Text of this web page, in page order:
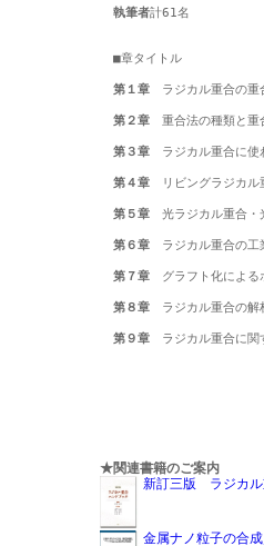
執筆者計61名
■章タイトル
第１章 ラジカル重合の重
第２章 重合法の種類と重
第３章 ラジカル重合に使
第４章 リビングラジカル
第５章 光ラジカル重合・
第６章 ラジカル重合の工
第７章 グラフト化による
第８章 ラジカル重合の解
第９章 ラジカル重合に関
★関連書籍のご案内
新訂三版 ラジカル
金属ナノ粒子の合